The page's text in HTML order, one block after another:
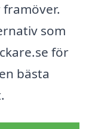
som
för
bästa